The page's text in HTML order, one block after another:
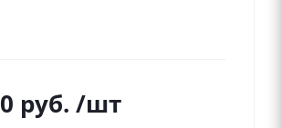
0 руб. /шт